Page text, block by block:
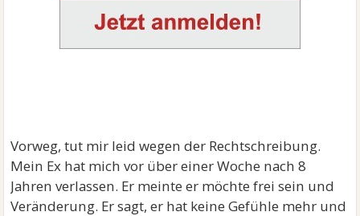
Vorweg, tut mir leid wegen der Rechtschreibung.
Mein Ex hat mich vor über einer Woche nach 8
Jahren verlassen. Er meinte er möchte frei sein und
Veränderung. Er sagt, er hat keine Gefühle mehr und